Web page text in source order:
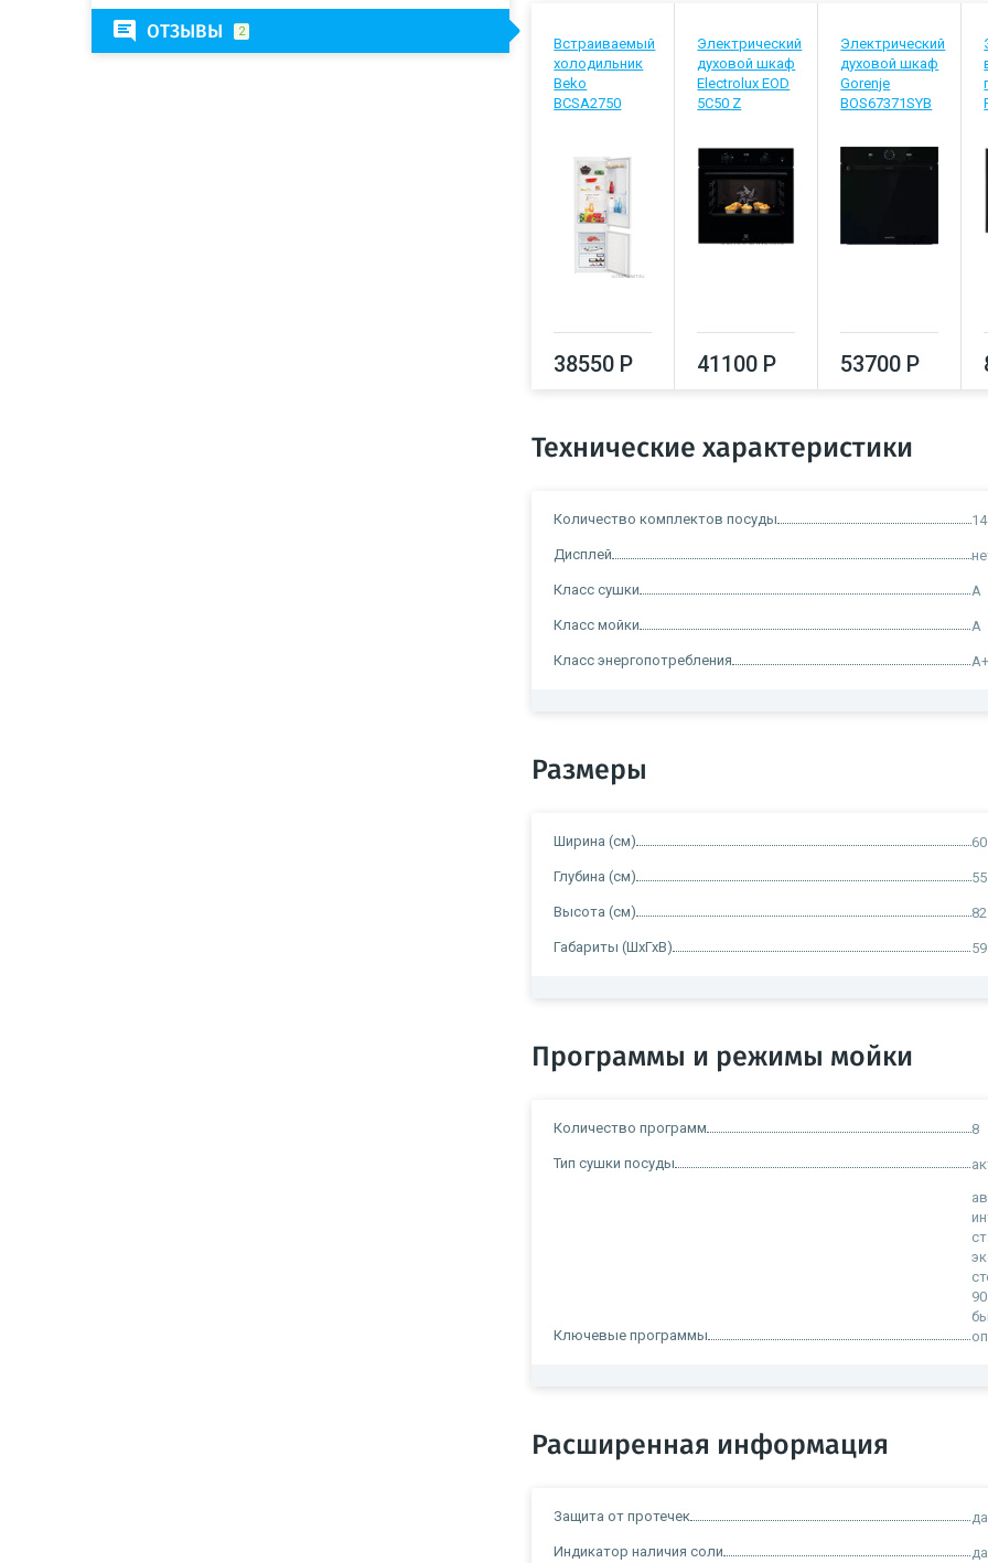
ОТЗЫВЫ 2
Встраиваемый
холодильник
Beko
BCSA2750
38550 Р
Электрический
духовой шкаф
Electrolux EOD
5C50 Z
41100 Р
Электрический
духовой шкаф
Gorenje
BOS67371SYB
53700 Р
Технические характеристики
Количество комплектов посуды 14
Дисплей
Класс сушки A
Класс мойки A
Класс энергопотребления
Размеры
Ширина (см) 60
Глубина (см) 55
Высота (см) 82
Габариты (ШхГхВ)
Программы и режимы мойки
Количество программ 8
Тип сушки посуды
Ключевые программы
Расширенная информация
Защита от протечек да
Индикатор наличия соли да